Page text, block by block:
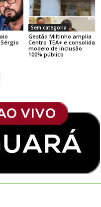
Sem categoria
Gestão Miltinho amplia
Centro TEA+ e consolida
modelo de inclusão
100% público